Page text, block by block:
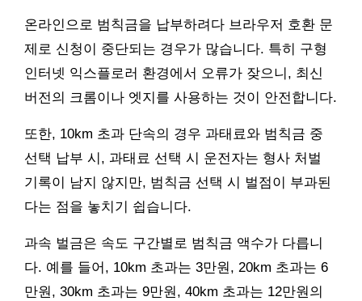
온라인으로 범칙금을 납부하려다 브라우저 호환 문
제로 신청이 중단되는 경우가 많습니다. 특히 구형
인터넷 익스플로러 환경에서 오류가 잦으니, 최신
버전의 크롬이나 엣지를 사용하는 것이 안전합니다.
또한, 10km 초과 단속의 경우 과태료와 범칙금 중
선택 납부 시, 과태료 선택 시 운전자는 형사 처벌
기록이 남지 않지만, 범칙금 선택 시 벌점이 부과된
다는 점을 놓치기 쉽습니다.
과속 벌금은 속도 구간별로 범칙금 액수가 다릅니
다. 예를 들어, 10km 초과는 3만원, 20km 초과는 6
만원, 30km 초과는 9만원, 40km 초과는 12만원의